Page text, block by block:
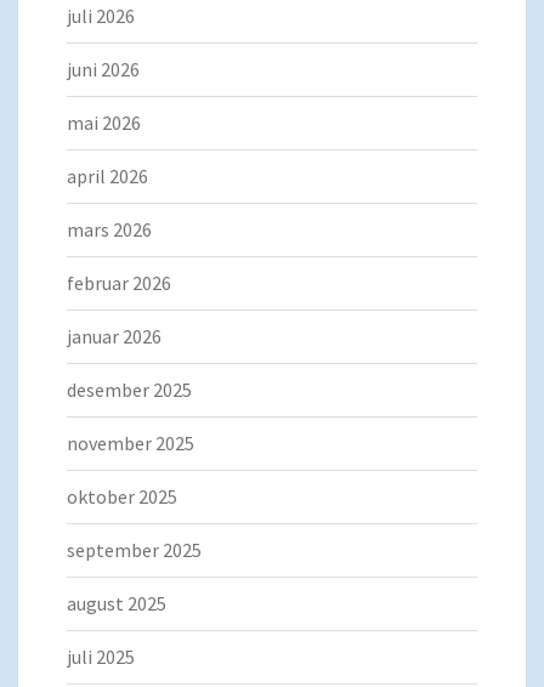
juli 2026
juni 2026
mai 2026
april 2026
mars 2026
februar 2026
januar 2026
desember 2025
november 2025
oktober 2025
september 2025
august 2025
juli 2025